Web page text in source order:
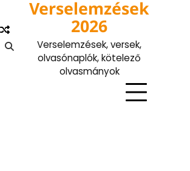
content
Verselemzések
2026
Verselemzések, versek,
olvasónaplók, kötelező
olvasmányok